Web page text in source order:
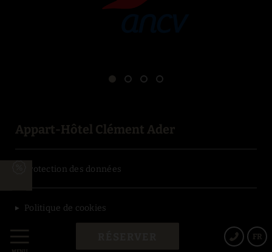
FR
Appart-Hôtel Clément Ader
Protection des données
Politique de cookies